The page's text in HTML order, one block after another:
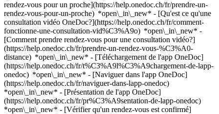
rendez-vous pour un proche](https://help.onedoc.ch/fr/prendre-un-
rendez-vous-pour-un-proche) *open\_in\_new* - [Qu'est ce qu'une
consultation vidéo OneDoc?](https://help.onedoc.ch/fr/comment-
fonctionne-une-consultation-vid%C3%A9o) *open\_in\_new* -
[Comment prendre rendez-vous pour une consultation vidéo?]
(https://help.onedoc.ch/fr/prendre-un-rendez-vous-%C3%A0-
distance) *open\_in\_new* - [Téléchargement de l'app OneDoc]
(https://help.onedoc.ch/fr/t%C3%A9l%C3%A9chargement-de-lapp-
onedoc) *open\_in\_new* - [Naviguer dans l'app OneDoc]
(https://help.onedoc.ch/fr/naviguer-dans-lapp-onedoc)
*open\_in\_new* - [Présentation de l'app OneDoc]
(https://help.onedoc.ch/fr/pr%C3%A9sentation-de-lapp-onedoc)
*open\_in\_new* - [Vérifier qu'un rendez-vous est confirmé](https://help.onedoc.ch/fr/v%C3%A9rifier-quun-rendez-vous-est-confirm%C3%A9) *open\_in\_new* - [Annuler un rendez-vous pris en ligne sur OneDoc](https://help.onedoc.ch/fr/annuler-un-rendez-vous-pris-en-ligne-sur-onedoc) *open\_in\_new* - [Je ne reçois pas de confirmation de rendez-vous](https://help.onedoc.ch/fr/je-ne-re%C3%A7ois-pas-de-confirmation-de-rendez-vous) *open\_in\_new* [Voir tous nos articles *open\_in\_new*](https://help.onedoc.ch/fr/) close ## Modifier votre recherche ![Maison avec un signe plus annonçant qu’une consultation peut être effectuée sur place](https://www.onedoc.ch/assets/images/icons/on-site.svg) Sur place ![Caméra avec un symbole lecture annonçant qu’une consultation peut être effectuée à distance en vidéo](https://www.onedoc.ch/assets/images/icons/remote.svg) À distance Rechercher #### Spécialités #### Praticiens #### Établissements edit Dépistage VIH | HIV à Vevey tune Filtrer par Nouveaux patients*keyboard\_arrow\_down* - Acceptés*check\_circle* Langue parlée*keyboard\_arrow\_down* - Albanais*check\_circle* - Allemand*check\_circle* - Anglais*check\_circle* - Arabe*check\_circle* - Espagnol*check\_circle* - Français*check\_circle* - Italien*check\_circle* - Portugais*check\_circle* - Serbe*check\_circle* Sexe*keyboard\_arrow\_down* - Femme*check\_circle* - Homme*check\_circle* Réseau*keyboard\_arrow\_down* - Réseau Delta*check\_circle* Disponibilité*keyboard\_arrow\_down* - Disponible aujourdhui*check\_circle* - Dans les 3 prochains jours*check\_circle* - Dans les 7 prochains jours*check\_circle* - Dans les 14 prochains jours*check\_circle* # __Dépistage VIH | HIV__ à __Vevey__: prenez rendez-vous en ligne aujourd'hui ## 1 résultat à Vevey [![Centre PROFA Vevey, centre médical à Vevey](https://assets.onedoc.ch/images/entities/bb39f28e3204d4d942f43a0930494e67de83e0db15d03e3e92c9930d0a91ddef-small.png "Centre PROFA Vevey, centre médical à Vevey")](https://www.onedoc.ch/fr/centre-medical/vevey/ebez9/centre-profa-vevey) ### [Centre PROFA Vevey](https://www.onedoc.ch/fr/centre-medical/vevey/ebez9/centre-profa-vevey) ![Badge indiquant un profil vérifié](https://www.onedoc.ch/assets/images/icons/checkmark.svg) Centre médical Avenue du Général-Guisan 30 1800 Vevey ![Icône patient avec un signe plus annonçant que le professionnel accepte de nouveaux patients](https://www.onedoc.ch/assets/images/icons/new-patients.svg)Accepte les nouveaux patients [Réserver un RDV](https://www.onedoc.ch/fr/centre-medical/vevey/ebez9/centre-profa-vevey) *chevron\_left* mar. 04 août *chevron\_right* Voir plus de rendez-vous *error\_outline* Une erreur s'est produite lors du chargement des disponibilités [Réessayer](https://www.onedoc.ch) ## __Dépistage VIH | HIV__: d'autres spécialistes sont réservables en ligne dans les environs de __Vevey__ [![Centre PROFA Lausanne, centre médical à Lausanne](https://assets.onedoc.ch/images/entities/effc8a6c2c3d9392bc7a824b26fcfe83f3183e840f5e21381c15d57e46f9eb6d-small.png "Centre PROFA Lausanne, centre médical à Lausanne")](https://www.onedoc.ch/fr/centre-medical/lausanne/ebd00/centre-profa-lausanne) ### [Centre PROFA Lausanne](https://www.onedoc.ch/fr/centre-medical/lausanne/ebd00/centre-profa-lausanne) ![Badge indiquant un profil vérifié](https://www.onedoc.ch/assets/images/icons/checkmark.svg) Centre médical Avenue Georgette 1 1003 Lausanne ![Icône patient avec un signe plus annonçant que le professionnel accepte de nouveaux patients](https://www.onedoc.ch/assets/images/icons/new-patients.svg)Accepte les nouveaux patients [Réserver un RDV](https://www.onedoc.ch/fr/centre-medical/lausanne/ebd00/centre-profa-lausanne) *chevron\_left* mar. 04 août *chevron\_right* Voir plus de rendez-vous *error\_outline* Une erreur s'est produite lors du chargement des disponibilités [Réessayer](https://www.onedoc.ch) [![PROFA – Checkpoint Lausanne, cabinet médical à Lausanne](https://assets.onedoc.ch/images/entities/c7c846c7431070e55097b53688a2f045f4784fab8346abcc64ad9d59c8ef0d31-small.png "PROFA – Checkpoint Lausanne, cabinet médical à Lausanne")](https://www.onedoc.ch/fr/cabinet-medical/lausanne/e78m/profa-checkpoint-lausanne) ### [PROFA – Checkpoint Lausanne](https://www.onedoc.ch/fr/cabinet-medical/lausanne/e78m/profa-checkpoint-lausanne) ![Badge indiquant un profil vérifié](https://www.onedoc.ch/assets/images/icons/checkmark.svg) Cabinet médical Rue Saint-Pierre 2 1003 Lausanne ![Icône patient avec un signe plus annonçant que le professionnel accepte de nouveaux patients](https://www.onedoc.ch/assets/images/icons/new-patients.svg)Accepte les nouveaux patients [Réserver un RDV](https://www.onedoc.ch/fr/cabinet-medical/lausanne/e78m/profa-checkpoint-lausanne) *chevron\_left* mar. 04 août *chevron\_right* Voir plus de rendez-vous *error\_outline* Une erreur s'est produite lors du chargement des disponibilités [Réessayer](https://www.onedoc.ch) [![Pharmacieplus du Bois, prestations de santé en pharmacie à Lausanne](https://assets.onedoc.ch/images/users/33bede7fe0c99663e6fd2eefcdd678ce8f08562776648af454c032d59eb34a51-small.jpg "Pharmacieplus du Bois, prestations de santé en pharmacie à Lausanne")](https://www.onedoc.ch/fr/prestations-de-sante-en-pharmacie/lausanne/pcqij/pharmacieplus-du-bois) ### [Pharmacieplus du Bois](https://www.onedoc.ch/fr/prestations-de-sante-en-pharmacie/lausanne/pcqij/pharmacieplus-du-bois) ![Badge indiquant un profil vérifié](https://www.onedoc.ch/assets/images/icons/checkmark.svg) [Prestations de santé en pharmacie](https://www.onedoc.ch/fr/prestations-de-sante-en-pharmacie/lausanne) [Pharmacieplus du Bois](https://www.onedoc.ch/fr/pharmacie/lausanne/e9xg/pharmacieplus-du-bois) Route Aloys-Fauquez 105 1018 Lausanne ![Icône patient avec un signe plus annonçant que le professionnel accepte de nouveaux patients](https://www.onedoc.ch/assets/images/icons/new-patients.svg)Accepte les nouveaux patients [Réserver un RDV](https://www.onedoc.ch/fr/prestations-de-sante-en-pharmacie/lausanne/pcqij/pharmacieplus-du-bois) Expertises:[Dépistage VIH | HIV](https://www.onedoc.ch/fr/depistage-vih-hiv/lausanne), [Contraception d'urgence](https://www.onedoc.ch/fr/contraception-d-urgence/lausanne), [Mesure de la glycémie](https://www.onedoc.ch/fr/mesure-de-la-glycemie/lausanne), [Prévention cardio-vasculaire | CardioCheck | CardioTest](https://www.onedoc.ch/fr/prevention-cardio-vasculaire-cardiocheck-cardiotest/lausanne), [Mesure de la pression artérielle | Tension](https://www.onedoc.ch/fr/mesure-de-la-pression-arterielle-tension/lausanne), [Allergie | AllergoTest | Bilan allergologique](https://www.onedoc.ch/fr/allergie-allergotest-bilan-allergologique/lausanne), [Infection urinaire | Cystite](https://www.onedoc.ch/fr/infection-urinaire-cystite/lausanne), [Conseils personnalisés en vaccination](https://www.onedoc.ch/fr/conseils-personnalises-en-vaccination/lausanne), [Maux de gorge | Angine](https://www.onedoc.ch/fr/maux-de-gorge-angine/lausanne), [Vaccination grippe](https://www.onedoc.ch/fr/vaccination-grippe/lausanne)Voir plus *chevron\_left* mar. 04 août *chevron\_right* Voir plus de rendez-vous *error\_outline* Une erreur s'est produite lors du chargement des disponibilités [Réessayer](https://www.onedoc.ch) Expertises:[Dépistage VIH | HIV](https://www.onedoc.ch/fr/depistage-vih-hiv/lausanne), [Contraception d'urgence](https://www.onedoc.ch/fr/contraception-d-urgence/lausanne), [Mesure de la glycémie](https://www.onedoc.ch/fr/mesure-de-la-glycemie/lausanne), [Prévention cardio-vasculaire | CardioCheck | CardioTest](https://www.onedoc.ch/fr/prevention-cardio-vasculaire-cardiocheck-cardiotest/lausanne), [Mesure de la pression artérielle | Tension](https://www.onedoc.ch/fr/mesure-de-la-pression-arterielle-tension/lausanne), [Allergie | AllergoTest | Bilan allergologique](https://www.onedoc.ch/fr/allergie-allergotest-bilan-allergologique/lausanne), [Infection urinaire | Cystite](https://www.onedoc.ch/fr/infection-urinaire-cystite/lausanne), [Conseils personnalisés en vaccination](https://www.onedoc.ch/fr/conseils-personnalises-en-vaccination/lausanne), [Maux de gorge | Angine](https://www.onedoc.ch/fr/maux-de-gorge-angine/lausanne), [Vaccination grippe](https://www.onedoc.ch/fr/vaccination-grippe/lausanne)Voir plus [![Centre PROFA Aigle, centre médical à Aigle](https://assets.onedoc.ch/images/entities/a14106d941f09dc08d7aad18f5ae0ba66b4c9c2fa5bd2980e779be3af868c503-small.png "Centre PROFA Aigle, centre médical à Aigle")](https://www.onedoc.ch/fr/centre-medical/aigle/ebez6/centre-profa-aigle) ### [Centre PROFA Aigle](https://www.onedoc.ch/fr/centre-medical/aigle/ebez6/centre-profa-aigle) ![Badge indiquant un profil vérifié](https://www.onedoc.ch/assets/images/icons/checkmark.svg) Centre médical Rue du Molage 36 1860 Aigle ![Icône patient avec un signe plus annonçant que le professionnel accepte de nouveaux patients](https://www.onedoc.ch/assets/images/icons/new-patients.svg)Accepte les nouveaux patients [Réserver un RDV](https://www.onedoc.ch/fr/centre-medical/aigle/ebez6/centre-profa-aigle) [![Dr. Loïc Lhopitallier, infectiologue à Lausanne](https://assets.onedoc.ch/images/users/1b51c17fb08cf8f1c9bdcc1f7741853c87bac0a2c42db2b2c9f7075162d14cde-small.png "Dr. Loïc Lhopitallier, infectiologue à Lausanne")](https://www.onedoc.ch/fr/infectiologue/lausanne/pcwj5/dr-loic-lhopitallier) ### [Dr. Loïc Lhopitallier](https://www.onedoc.ch/fr/infectiologue/lausanne/pcwj5/dr-loic-lhopitallier) ![Badge indiquant un profil vérifié](https://www.onedoc.ch/assets/images/icons/checkmark.svg) [Infectiologue](https://www.onedoc.ch/fr/infectiologue/lausanne) Cabinet Médical Gare 10 Avenue de la Gare 10 1003 Lausanne ![Dr. Loïc Lhopitallier est affilié au réseau Réseau Delta](https://assets.onedoc.ch/images/networks/logos/bc7306ac026c686f85d463e96b3cb0053f7de03c9f7a5fae3aa7114a276838ea-small.png) ![Icône patient avec un signe plus annonçant